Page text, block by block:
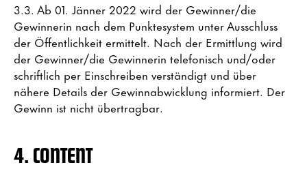
3.3. Ab 01. Jänner 2022 wird der Gewinner/die
Gewinnerin nach dem Punktesystem unter Ausschluss
der Öffentlichkeit ermittelt. Nach der Ermittlung wird
der Gewinner/die Gewinnerin telefonisch und/oder
schriftlich per Einschreiben verständigt und über
nähere Details der Gewinnabwicklung informiert. Der
Gewinn ist nicht übertragbar.
4. CONTENT